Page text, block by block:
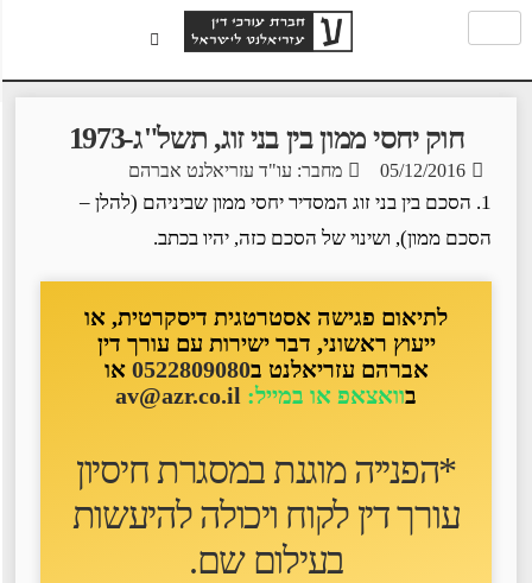
חוק יחסי ממון בין בני זוג, תשל"ג-1973
05/12/2016 מחבר: עו"ד עזריאלנט אברהם
1. הסכם בין בני זוג המסדיר יחסי ממון שביניהם (להלן –
הסכם ממון), ושינוי של הסכם כזה, יהיו בכתב.
לתיאום פגישה אסטרטגית דיסקרטית, או
ייעוץ ראשוני, דבר ישירות עם עורך דין
אברהם עזריאלנט ב0522809080או
בוואצאפ או במייל:av@azr.co.il
*הפנייה מוגנת במסגרת חיסיון
עורך דין לקוח ו יכולה להיעשות
בעילום שם.